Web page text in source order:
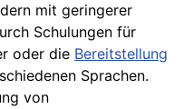
mit geringerer
Schulungen für
oder die Bereitstellung
Sprachen.
von